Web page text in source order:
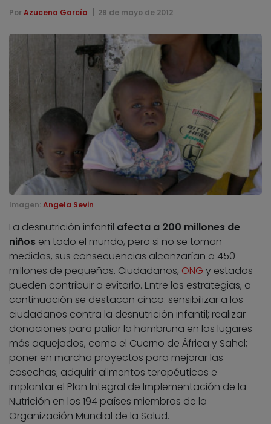
Por Azucena García 29 de mayo de 2012
Imagen: Angela Sevin
La desnutrición infantil afecta a 200 millones de
niños en todo el mundo, pero si no se toman
medidas, sus consecuencias alcanzarían a 450
millones de pequeños. Ciudadanos, ONG y estados
pueden contribuir a evitarlo. Entre las estrategias, a
continuación se destacan cinco: sensibilizar a los
ciudadanos contra la desnutrición infantil; realizar
donaciones para paliar la hambruna en los lugares
más aquejados, como el Cuerno de África y Sahel;
poner en marcha proyectos para mejorar las
cosechas; adquirir alimentos terapéuticos e
implantar el Plan Integral de Implementación de la
Nutrición en los 194 países miembros de la
Organización Mundial de la Salud.